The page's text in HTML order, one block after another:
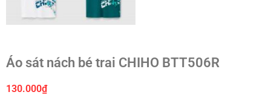
Áo sát nách bé trai CHIHO BTT506R
130.000₫